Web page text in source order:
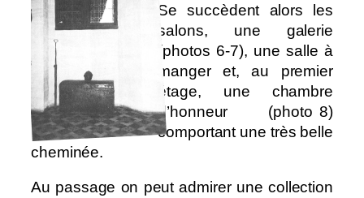
Se succèdent alors les
salons, une galerie
(photos 6-7), une salle à
manger et, au premier
étage, une chambre
d’honneur (photo⠀8)
comportant une très belle
cheminée.
Au passage on peut admirer une collection